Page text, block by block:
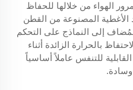
الهواء من خلالها للحفاظ
المصنوعة من القطن
إلى النماذج على التحكم
بالحرارة الزائدة أثناء
للتنفس عاملاً أساسياً
وسادة.